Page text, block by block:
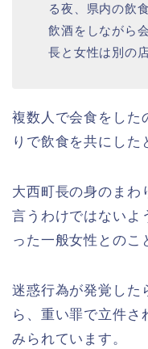
る夜、県内の飲
飲酒をしながら
長と女性は別の
複数人で会食をした
りで飲食を共にした
大西町長の身のまわ
言うわけではないよ
った一般女性とのこ
迷惑行為が発覚した
ら、重い罪で立件さ
みられています。